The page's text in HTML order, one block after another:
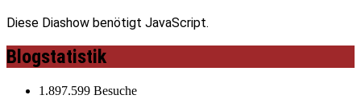
Diese Diashow benötigt JavaScript.
Blogstatistik
1.897.599 Besuche